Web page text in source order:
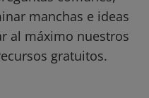
manchas e ideas
al máximo nuestros
gratuitos.